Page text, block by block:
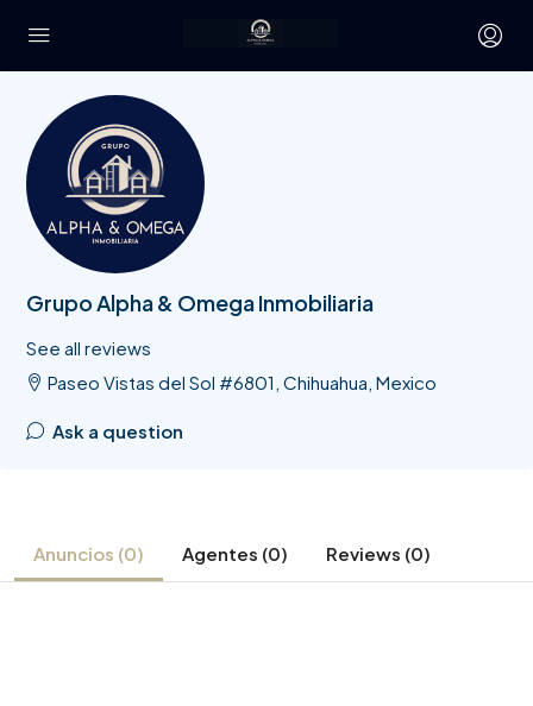
Grupo Alpha & Omega Inmobiliaria
See all reviews
Paseo Vistas del Sol #6801, Chihuahua, Mexico
Ask a question
Anuncios (0) Agentes (0) Reviews (0)